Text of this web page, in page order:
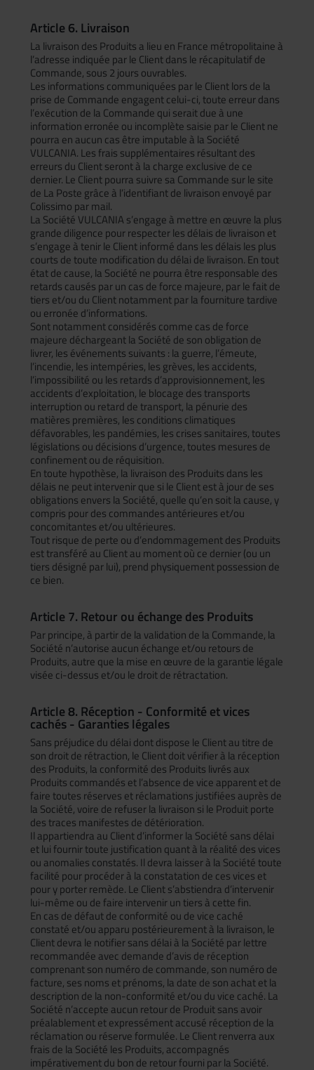
Article 6. Livraison
La livraison des Produits a lieu en France métropolitaine à
l’adresse indiquée par le Client dans le récapitulatif de
Commande, sous 2 jours ouvrables.
Les informations communiquées par le Client lors de la
prise de Commande engagent celui-ci, toute erreur dans
l’exécution de la Commande qui serait due à une
information erronée ou incomplète saisie par le Client ne
pourra en aucun cas être imputable à la Société
VULCANIA. Les frais supplémentaires résultant des
erreurs du Client seront à la charge exclusive de ce
dernier. Le Client pourra suivre sa Commande sur le site
de La Poste grâce à l’identifiant de livraison envoyé par
Colissimo par mail.
La Société VULCANIA s’engage à mettre en œuvre la plus
grande diligence pour respecter les délais de livraison et
s’engage à tenir le Client informé dans les délais les plus
courts de toute modification du délai de livraison. En tout
état de cause, la Société ne pourra être responsable des
retards causés par un cas de force majeure, par le fait de
tiers et/ou du Client notamment par la fourniture tardive
ou erronée d’informations.
Sont notamment considérés comme cas de force
majeure déchargeant la Société de son obligation de
livrer, les événements suivants : la guerre, l’émeute,
l’incendie, les intempéries, les grèves, les accidents,
l’impossibilité ou les retards d’approvisionnement, les
accidents d’exploitation, le blocage des transports
interruption ou retard de transport, la pénurie des
matières premières, les conditions climatiques
défavorables, les pandémies, les crises sanitaires, toutes
législations ou décisions d’urgence, toutes mesures de
confinement ou de réquisition.
En toute hypothèse, la livraison des Produits dans les
délais ne peut intervenir que si le Client est à jour de ses
obligations envers la Société, quelle qu’en soit la cause, y
compris pour des commandes antérieures et/ou
concomitantes et/ou ultérieures.
Tout risque de perte ou d’endommagement des Produits
est transféré au Client au moment où ce dernier (ou un
tiers désigné par lui), prend physiquement possession de
ce bien.
Article 7. Retour ou échange des Produits
Par principe, à partir de la validation de la Commande, la
Société n’autorise aucun échange et/ou retours de
Produits, autre que la mise en œuvre de la garantie légale
visée ci-dessus et/ou le droit de rétractation.
Article 8. Réception - Conformité et vices
cachés - Garanties légales
Sans préjudice du délai dont dispose le Client au titre de
son droit de rétraction, le Client doit vérifier à la réception
des Produits, la conformité des Produits livrés aux
Produits commandés et l’absence de vice apparent et de
faire toutes réserves et réclamations justifiées auprès de
la Société, voire de refuser la livraison si le Produit porte
des traces manifestes de détérioration.
Il appartiendra au Client d’informer la Société sans délai
et lui fournir toute justification quant à la réalité des vices
ou anomalies constatés. Il devra laisser à la Société toute
facilité pour procéder à la constatation de ces vices et
pour y porter remède. Le Client s’abstiendra d’intervenir
lui-même ou de faire intervenir un tiers à cette fin.
En cas de défaut de conformité ou de vice caché
constaté et/ou apparu postérieurement à la livraison, le
Client devra le notifier sans délai à la Société par lettre
recommandée avec demande d’avis de réception
comprenant son numéro de commande, son numéro de
facture, ses noms et prénoms, la date de son achat et la
description de la non-conformité et/ou du vice caché. La
Société n’accepte aucun retour de Produit sans avoir
préalablement et expressément accusé réception de la
réclamation ou réserve formulée. Le Client renverra aux
frais de la Société les Produits, accompagnés
impérativement du bon de retour fourni par la Société.